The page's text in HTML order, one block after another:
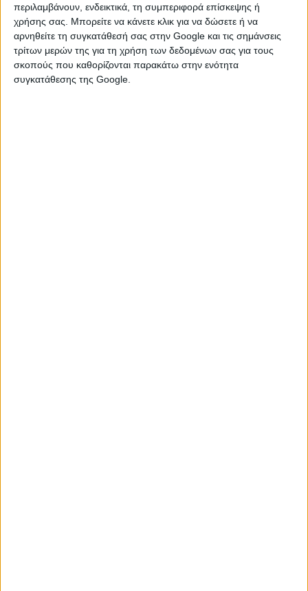
περιλαμβάνουν, ενδεικτικά, τη συμπεριφορά επίσκεψης ή
χρήσης σας. Μπορείτε να κάνετε κλικ για να δώσετε ή να
αρνηθείτε τη συγκατάθεσή σας στην Google και τις σημάνσεις
τρίτων μερών της για τη χρήση των δεδομένων σας για τους
σκοπούς που καθορίζονται παρακάτω στην ενότητα
συγκατάθεσης της Google.
Πατέλες
συλλεκτικό μοντέλο, σε άριστη κατάσταση.
Τετάρτη, 29 Ιουλ 2026